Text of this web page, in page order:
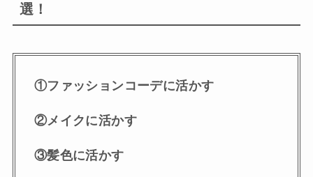
選！
①ファッションコーデに活かす
②メイクに活かす
③髪色に活かす